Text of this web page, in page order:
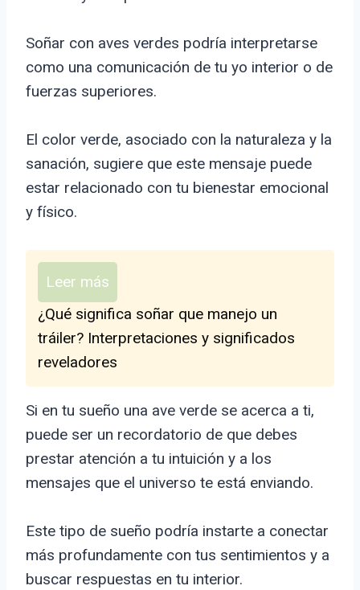
Soñar con aves verdes podría interpretarse
como una comunicación de tu yo interior o de
fuerzas superiores.
El color verde, asociado con la naturaleza y la
sanación, sugiere que este mensaje puede
estar relacionado con tu bienestar emocional
y físico.
Leer más
¿Qué significa soñar que manejo un
tráiler? Interpretaciones y significados
reveladores
Si en tu sueño una ave verde se acerca a ti,
puede ser un recordatorio de que debes
prestar atención a tu intuición y a los
mensajes que el universo te está enviando.
Este tipo de sueño podría instarte a conectar
más profundamente con tus sentimientos y a
buscar respuestas en tu interior.